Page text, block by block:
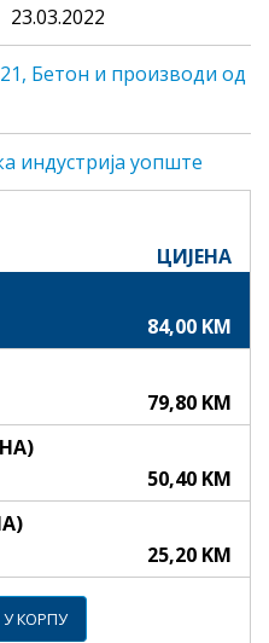
23.03.2022
Бетон и производи од
индустриja уопште
ЦИЈЕНА
84,00 KM
79,80 KM
50,40 KM
25,20 KM
У КОРПУ